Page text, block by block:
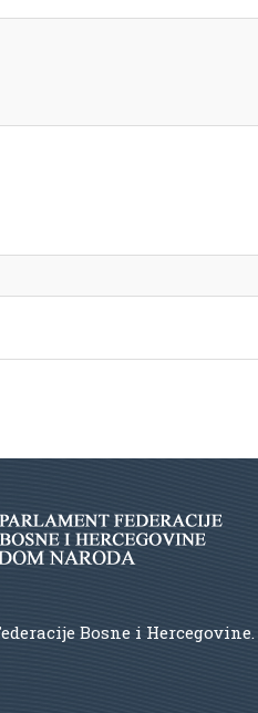
Bosne i Hercegovine.